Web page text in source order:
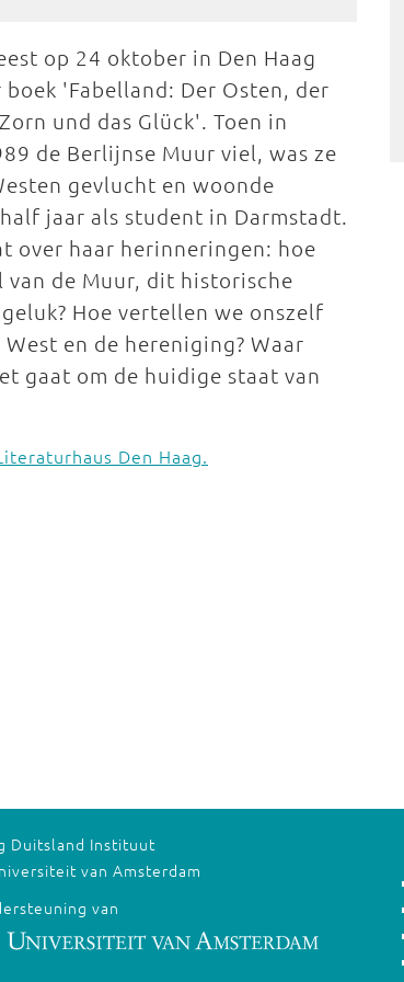
op 24 oktober in Den Haag
'Fabelland: Der Osten, der
und das Glück'. Toen in
de Berlijnse Muur viel, was ze
gevlucht en woonde
jaar als student in Darmstadt.
over haar herinneringen: hoe
van de Muur, dit historische
Hoe vertellen we onszelf
en de hereniging? Waar
gaat om de huidige staat van
Den Haag.
Duitsland Instituut
van Amsterdam
van